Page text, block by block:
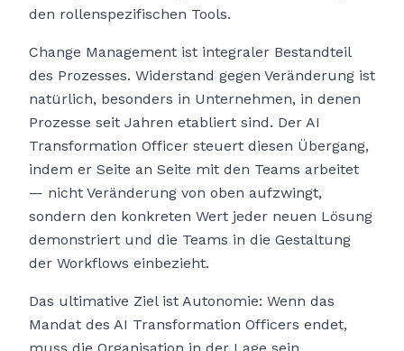
den rollenspezifischen Tools.
Change Management ist integraler Bestandteil
des Prozesses. Widerstand gegen Veränderung ist
natürlich, besonders in Unternehmen, in denen
Prozesse seit Jahren etabliert sind. Der AI
Transformation Officer steuert diesen Übergang,
indem er Seite an Seite mit den Teams arbeitet
— nicht Veränderung von oben aufzwingt,
sondern den konkreten Wert jeder neuen Lösung
demonstriert und die Teams in die Gestaltung
der Workflows einbezieht.
Das ultimative Ziel ist Autonomie: Wenn das
Mandat des AI Transformation Officers endet,